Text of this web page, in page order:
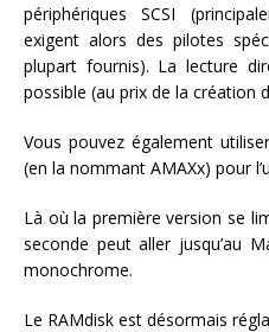
périphériques SCSI
exigent alors des pilotes
plupart fournis). La lecture
possible (au prix de la création
Vous pouvez également
(en la nommant AMAXx) pour
Là où la première version se
seconde peut aller jusqu’au
monochrome.
Le RAMdisk est désormais